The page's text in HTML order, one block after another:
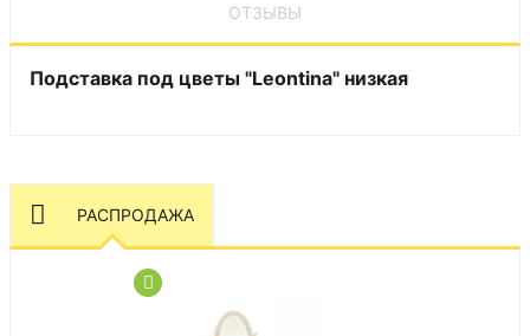
ОТЗЫВЫ
Подставка под цветы "Leontina" низкая
РАСПРОДАЖА